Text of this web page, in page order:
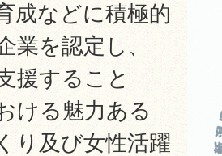
成などに積極的
業を認定し、
援すること
ける魅力ある
り及び女性活躍